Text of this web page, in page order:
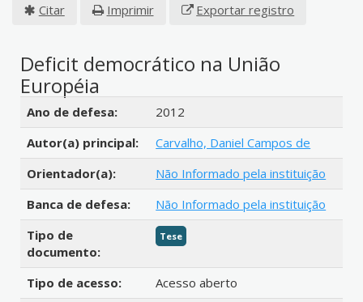
Citar Imprimir Exportar registro
Deficit democrático na União
Européia
Detalhes bibliográficos
Ano de defesa:
2012
Autor(a) principal:
Carvalho, Daniel Campos de
Orientador(a):
Não Informado pela instituição
Banca de defesa:
Não Informado pela instituição
Tipo de
documento:
Tese
Tipo de acesso:
Acesso aberto